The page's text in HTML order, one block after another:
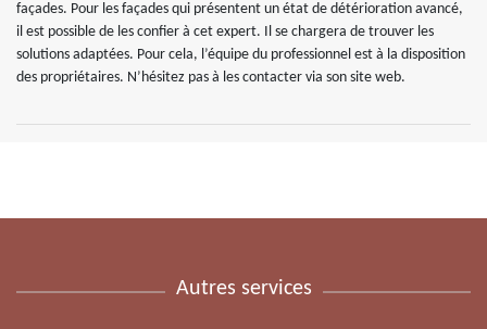
façades. Pour les façades qui présentent un état de détérioration avancé,
il est possible de les confier à cet expert. Il se chargera de trouver les
solutions adaptées. Pour cela, l’équipe du professionnel est à la disposition
des propriétaires. N’hésitez pas à les contacter via son site web.
Autres services